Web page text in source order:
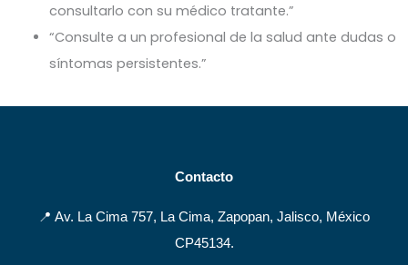
consultarlo con su médico tratante.”
“Consulte a un profesional de la salud ante dudas o
síntomas persistentes.”
Contacto
📍 Av. La Cima 757, La Cima, Zapopan, Jalisco, México
CP45134.